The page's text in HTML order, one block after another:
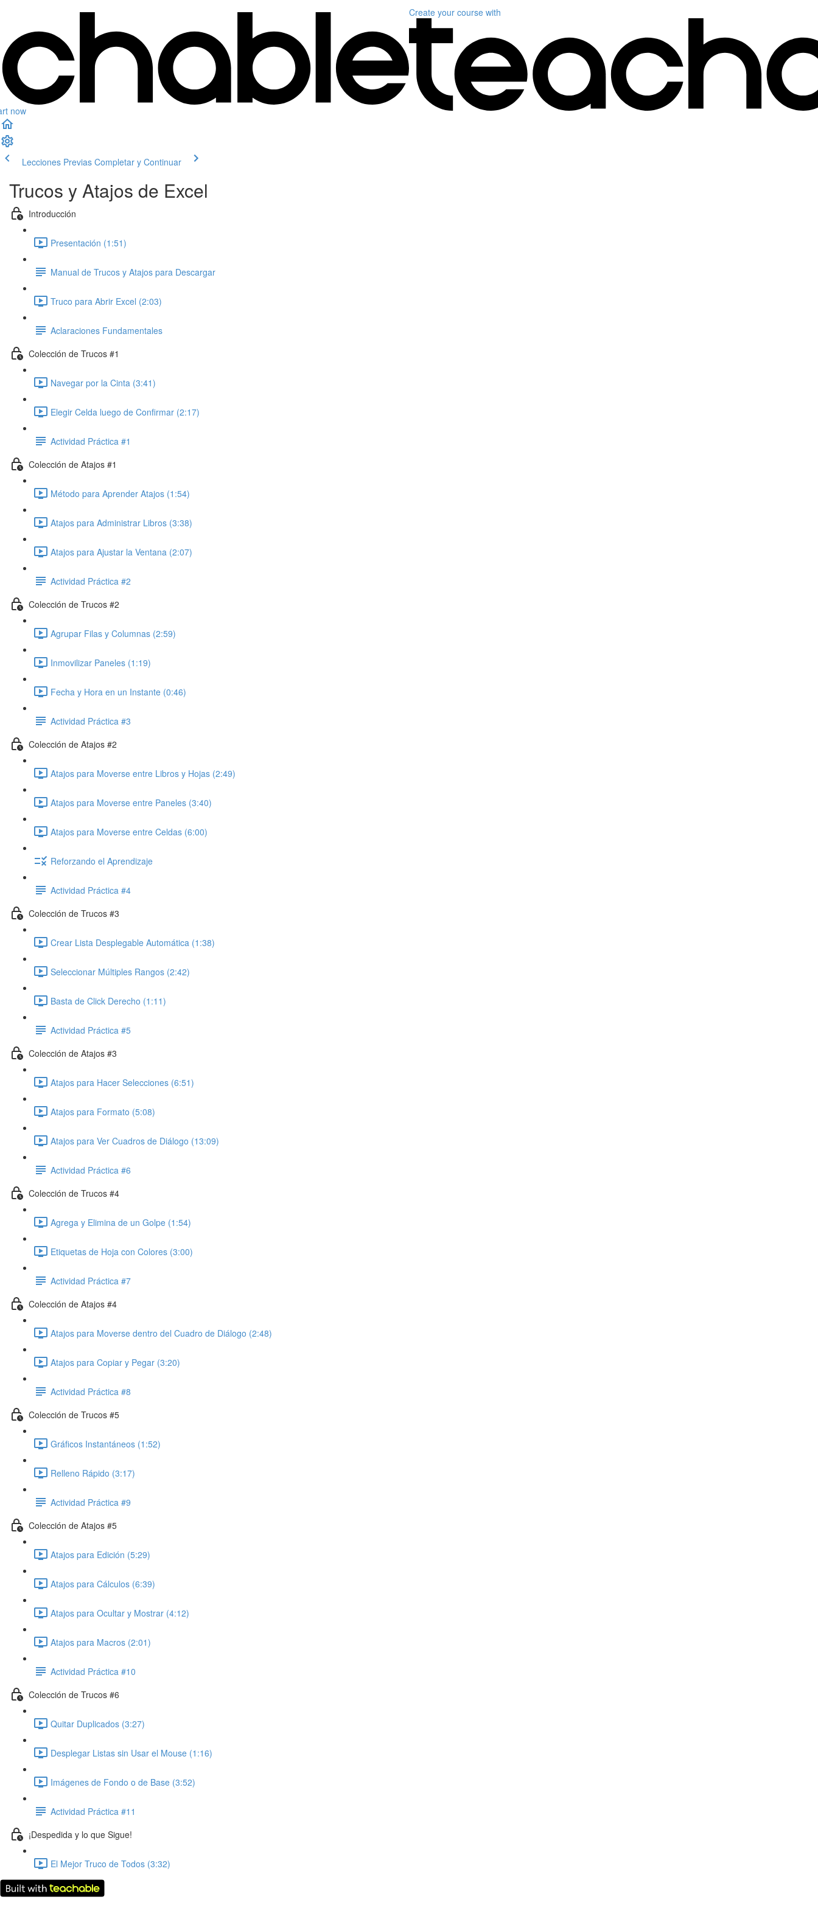
now
Create your course with
Lecciones Previas Completar y Continuar
Trucos y Atajos de Excel
Introducción
Presentación (1:51)
Manual de Trucos y Atajos para Descargar
Truco para Abrir Excel (2:03)
Aclaraciones Fundamentales
Colección de Trucos #1
Navegar por la Cinta (3:41)
Elegir Celda luego de Confirmar (2:17)
Actividad Práctica #1
Colección de Atajos #1
Método para Aprender Atajos (1:54)
Atajos para Administrar Libros (3:38)
Atajos para Ajustar la Ventana (2:07)
Actividad Práctica #2
Colección de Trucos #2
Agrupar Filas y Columnas (2:59)
Inmovilizar Paneles (1:19)
Fecha y Hora en un Instante (0:46)
Actividad Práctica #3
Colección de Atajos #2
Atajos para Moverse entre Libros y Hojas (2:49)
Atajos para Moverse entre Paneles (3:40)
Atajos para Moverse entre Celdas (6:00)
Reforzando el Aprendizaje
Actividad Práctica #4
Colección de Trucos #3
Crear Lista Desplegable Automática (1:38)
Seleccionar Múltiples Rangos (2:42)
Basta de Click Derecho (1:11)
Actividad Práctica #5
Colección de Atajos #3
Atajos para Hacer Selecciones (6:51)
Atajos para Formato (5:08)
Atajos para Ver Cuadros de Diálogo (13:09)
Actividad Práctica #6
Colección de Trucos #4
Agrega y Elimina de un Golpe (1:54)
Etiquetas de Hoja con Colores (3:00)
Actividad Práctica #7
Colección de Atajos #4
Atajos para Moverse dentro del Cuadro de Diálogo (2:48)
Atajos para Copiar y Pegar (3:20)
Actividad Práctica #8
Colección de Trucos #5
Gráficos Instantáneos (1:52)
Relleno Rápido (3:17)
Actividad Práctica #9
Colección de Atajos #5
Atajos para Edición (5:29)
Atajos para Cálculos (6:39)
Atajos para Ocultar y Mostrar (4:12)
Atajos para Macros (2:01)
Actividad Práctica #10
Colección de Trucos #6
Quitar Duplicados (3:27)
Desplegar Listas sin Usar el Mouse (1:16)
Imágenes de Fondo o de Base (3:52)
Actividad Práctica #11
¡Despedida y lo que Sigue!
El Mejor Truco de Todos (3:32)